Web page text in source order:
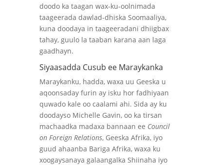
doodo ka taagan wax-ku-oolnimada
taageerada dawlad-dhiska Soomaaliya,
kuna doodaya in taageeradani dhiigbax
tahay, guulo la taaban karana aan laga
gaadhayn.
Siyaasadda Cusub ee Maraykanka
Maraykanku, hadda, waxa uu Geeska u
aqoonsaday furin ay isku hor fadhiyaan
quwado kale oo caalami ahi. Sida ay ku
doodayso Michelle Gavin, oo ka tirsan
machaadka madaxa bannaan ee Council
on Foreign Relations, Geeska Afrika, iyo
guud ahaanba Bariga Afrika, waxa ku
xoogaysanaya galaangalka Shiinaha iyo